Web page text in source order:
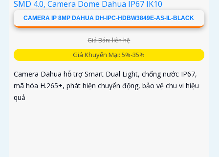
CAMERA IP 8MP DAHUA DH-IPC-HDBW3849E-AS-IL-BLACK
Giá Bán: liên hệ
Giá Khuyến Mại: 5%-35%
Camera Dahua hỗ trợ Smart Dual Light, chống nước IP67,
mã hóa H.265+, phát hiện chuyển động, bảo vệ chu vi hiệu
quả